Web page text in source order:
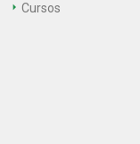
Cursos